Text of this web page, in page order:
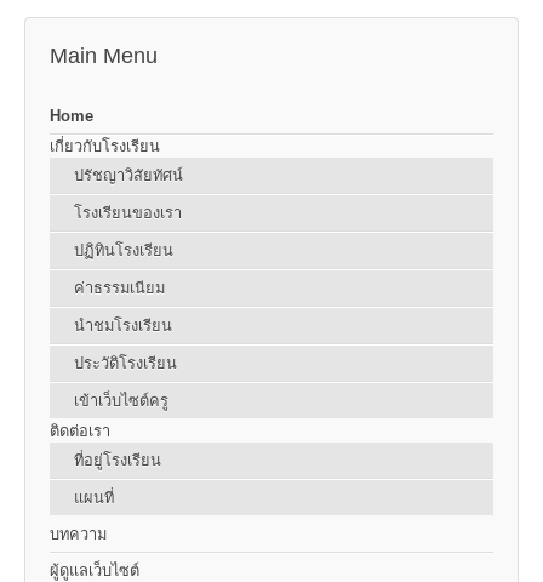
Main Menu
Home
เกี่ยวกับโรงเรียน
ปรัชญาวิสัยทัศน์
โรงเรียนของเรา
ปฏิทินโรงเรียน
ค่าธรรมเนียม
นำชมโรงเรียน
ประวัติโรงเรียน
เข้าเว็บไซต์ครู
ติดต่อเรา
ที่อยู่โรงเรียน
แผนที่
บทความ
ผู้ดูแลเว็บไซต์